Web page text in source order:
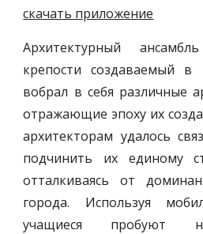
скачать приложение
Архитектурный
крепости создаваемый
вобрал в себя различные
отражающие эпоху их
архитекторам удалось
подчинить их единому
отталкиваясь от
города. Используя
учащиеся пробуют